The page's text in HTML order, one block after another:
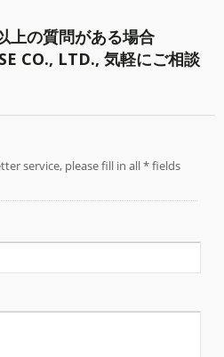
上の質問がある場合
CO., LTD., 気軽にご相談